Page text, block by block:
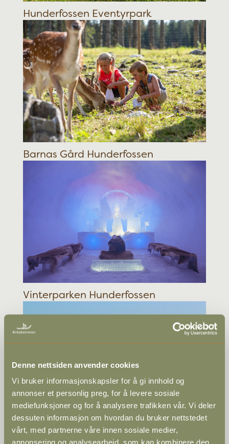
Denne nettsiden anvender cookies
Vi bruker informasjonskapsler for å gi innhold og
annonser et personlig preg, for å levere sosiale
mediefunksjoner og for å analysere trafikken vår. Vi deler
dessuten informasjon om hvordan du bruker nettstedet
vårt, med partnerne våre innen sosiale medier,
annonsering og analysearbeid, som kan kombinere den
Hunderfossen Eventyrpark
Barnas Gård Hunderfossen
Vinterparken Hunderfossen
Skibladner